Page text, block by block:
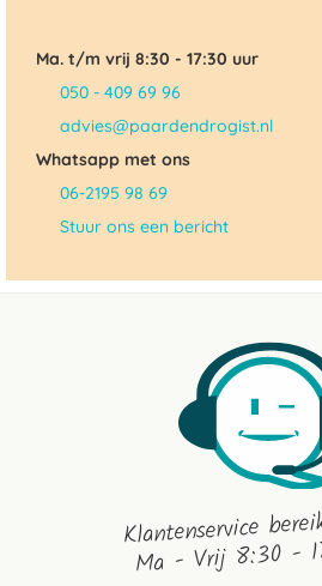
Ma. t/m vrij 8:30 - 17:30 uur
050 - 409 69 96
advies@paardendrogist.nl
Whatsapp met ons
06-2195 98 69
Stuur ons een bericht
Klantenservice
Ma - Vrij 8:30 -